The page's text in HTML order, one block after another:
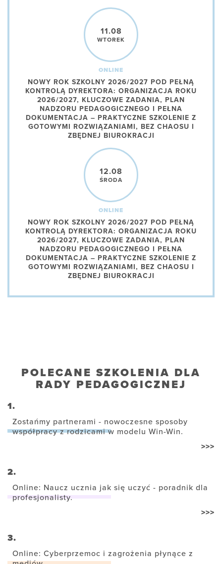
11.08
WTOREK
ONLINE
NOWY ROK SZKOLNY 2026/2027 POD PEŁNĄ
KONTROLĄ DYREKTORA: ORGANIZACJA ROKU
2026/2027, KLUCZOWE ZADANIA, PLAN
NADZORU PEDAGOGICZNEGO I PEŁNA
DOKUMENTACJA – PRAKTYCZNE SZKOLENIE Z
GOTOWYMI ROZWIĄZANIAMI, BEZ CHAOSU I
ZBĘDNEJ BIUROKRACJI
12.08
ŚRODA
ONLINE
NOWY ROK SZKOLNY 2026/2027 POD PEŁNĄ
KONTROLĄ DYREKTORA: ORGANIZACJA ROKU
2026/2027, KLUCZOWE ZADANIA, PLAN
NADZORU PEDAGOGICZNEGO I PEŁNA
DOKUMENTACJA – PRAKTYCZNE SZKOLENIE Z
GOTOWYMI ROZWIĄZANIAMI, BEZ CHAOSU I
ZBĘDNEJ BIUROKRACJI
POLECANE SZKOLENIA DLA
RADY PEDAGOGICZNEJ
1.
Zostańmy partnerami - nowoczesne sposoby
współpracy z rodzicami w modelu Win-Win.
>>>
2.
Online: Naucz ucznia jak się uczyć - poradnik dla
profesjonalisty.
>>>
3.
Online: Cyberprzemoc i zagrożenia płynące z